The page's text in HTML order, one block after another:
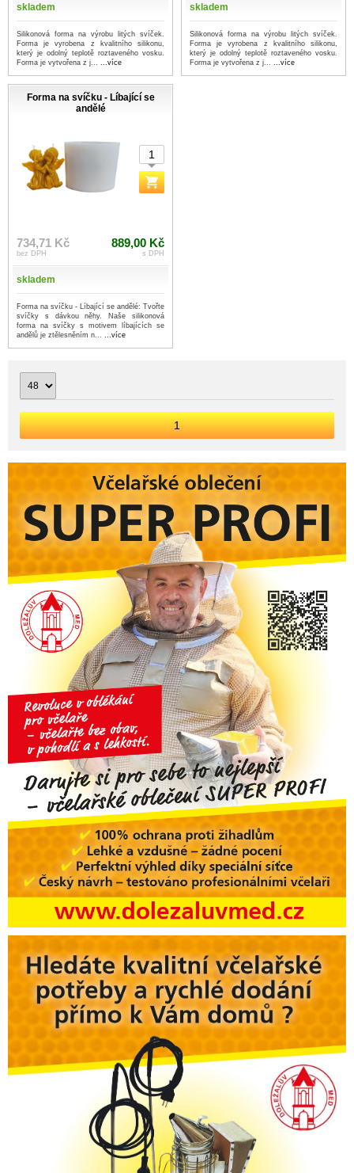
skladem
Silikonová forma na výrobu litých svíček.
Forma je vyrobena z kvalitního silikonu,
který je odolný teplotě roztaveného vosku.
Forma je vytvořena z j... ...více
skladem
Silikonová forma na výrobu litých svíček.
Forma je vyrobena z kvalitního silikonu,
který je odolný teplotě roztaveného vosku.
Forma je vytvořena z j... ...více
Forma na svíčku - Líbající se
andělé
734,71 Kč
bez DPH
889,00 Kč
s DPH
skladem
Forma na svíčku - Líbající se andělé: Tvořte
svíčky s dávkou něhy. Naše silikonová
forma na svíčky s motivem líbajících se
andělů je ztělesněním n... ...více
1